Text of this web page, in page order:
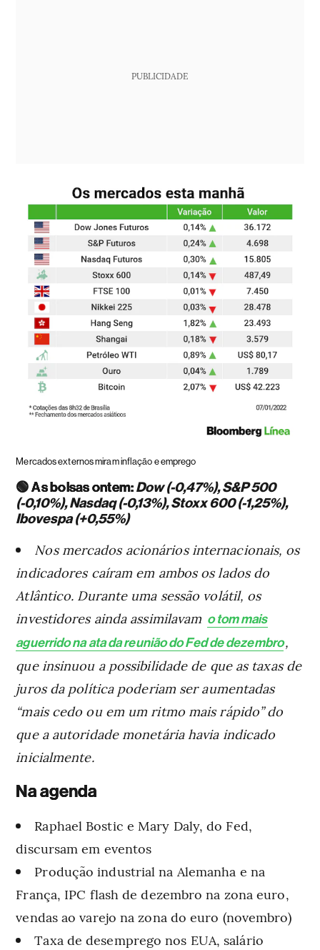
PUBLICIDADE
Mercados externos miram inflação e emprego
🟢As bolsas ontem:Dow (-0,47%), S&P 500
(-0,10%), Nasdaq (-0,13%), Stoxx 600 (-1,25%),
Ibovespa (+0,55%)
Nos mercados acionários internacionais, os
indicadores caíram em ambos os lados do
Atlântico. Durante uma sessão volátil, os
investidores ainda assimilavam o tom mais
aguerrido na ata da reunião do Fed de dezembro,
que insinuou a possibilidade de que as taxas de
juros da política poderiam ser aumentadas
“mais cedo ou em um ritmo mais rápido” do
que a autoridade monetária havia indicado
inicialmente.
Na agenda
Raphael Bostic e Mary Daly, do Fed,
discursam em eventos
Produção industrial na Alemanha e na
França, IPC flash de dezembro na zona euro,
vendas ao varejo na zona do euro (novembro)
Taxa de desemprego nos EUA, salário